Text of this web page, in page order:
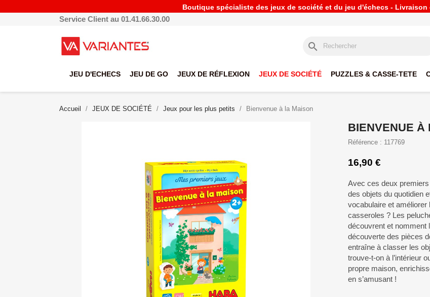
Boutique spécialiste des jeux de société et du jeu d'échecs - Livraison
Service Client au 01.41.66.30.00
search
JEU D'ECHECS JEU DE GO JEUX DE RÉFLEXION JEUX DE SOCIÉTÉ PUZZLES & CASSE-TETE
Accueil JEUX DE SOCIÉTÉ Jeux pour les plus petits Bienvenue à la Maison
BIENVENUE À
Référence : 117769
16,90 €
Avec ces deux
des objets du quotidien
vocabulaire et
casseroles ? Les
découvrent et nomment
découverte des pièces
entraîne à classer les
trouve-t-on à l’intérieur
propre maison,
en s’amusant !